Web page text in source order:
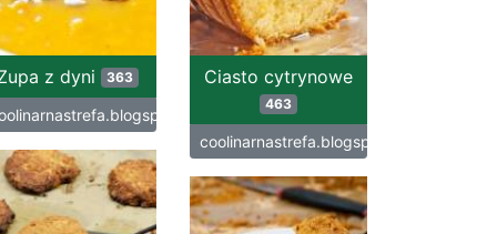
z dyni 363 Ciasto cytrynowe
463
coolinarnastrefa.blogspot.com